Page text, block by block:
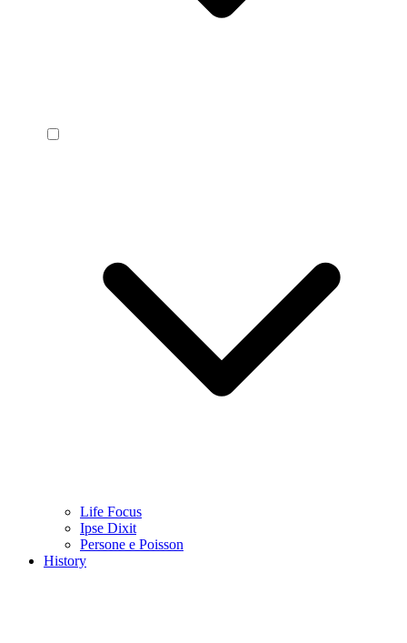
Life Focus
Ipse Dixit
Persone e Poisson
History